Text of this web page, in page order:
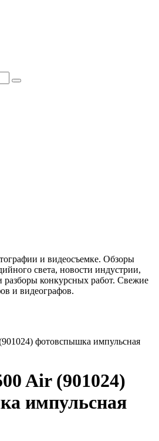
и видеосъемке. Обзоры
света, новости индустрии,
разборы конкурсных работ. Свежие
и видеографов.
фотовспышка импульсная
Air (901024)
импульсная